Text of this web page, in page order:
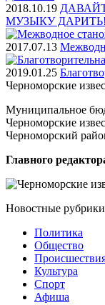
2018.10.19
МУЗЫКУ ДАРИТЬ!
2017.07.13
2019.01.25
Черноморские
Муниципальное
Черноморские
Черноморский
Главного
Новостные рубрики
Политика
Общество
Культура
Спорт
Афиша